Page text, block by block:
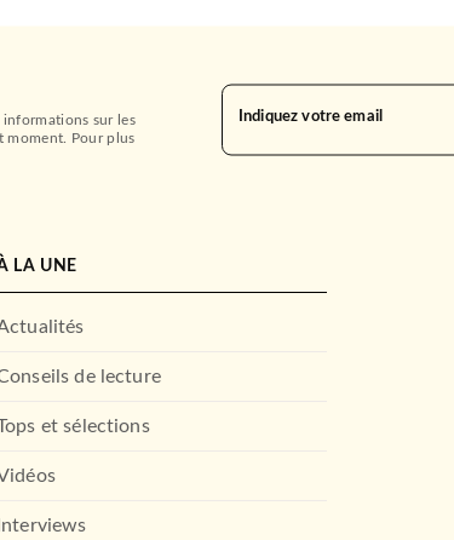
informations sur les
moment. Pour plus
Indiquez votre email
LA UNE
de lecture
et sélections
Interviews